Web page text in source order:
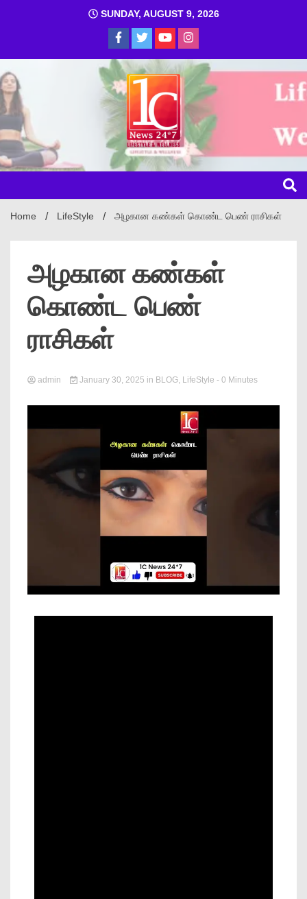
SUNDAY, AUGUST 9, 2026
1C
News
Online
Home LifeStyle அழகான கண்கள் கொண்ட பெண் ராசிகள்
அழகான கண்கள்
கொண்ட பெண்
ராசிகள்
admin January 30, 2025 in BLOG, LifeStyle - 0 Minutes